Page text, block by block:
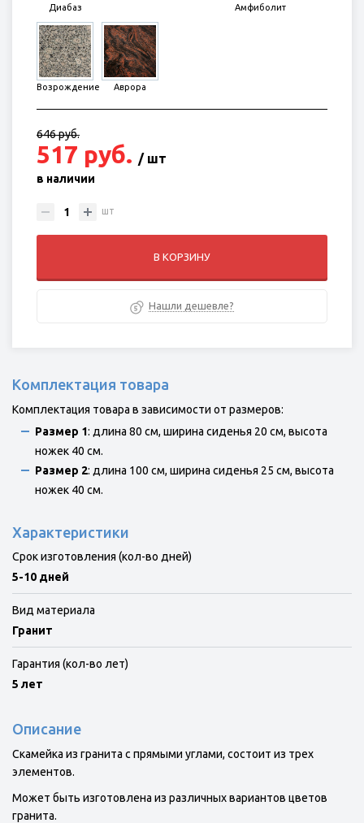
Диабаз
Амфиболит
Возрождение Аврора
646 руб.
517 руб. / шт
в наличии
шт
В КОРЗИНУ
Нашли дешевле?
Комплектация товара
Комплектация товара в зависимости от размеров:
Размер 1: длина 80 см, ширина сиденья 20 см, высота
ножек 40 см.
Размер 2: длина 100 см, ширина сиденья 25 см, высота
ножек 40 см.
Характеристики
Срок изготовления (кол-во дней)
5-10 дней
Вид материала
Гранит
Гарантия (кол-во лет)
5 лет
Описание
Скамейка из гранита с прямыми углами, состоит из трех
элементов.
Может быть изготовлена из различных вариантов цветов
гранита.